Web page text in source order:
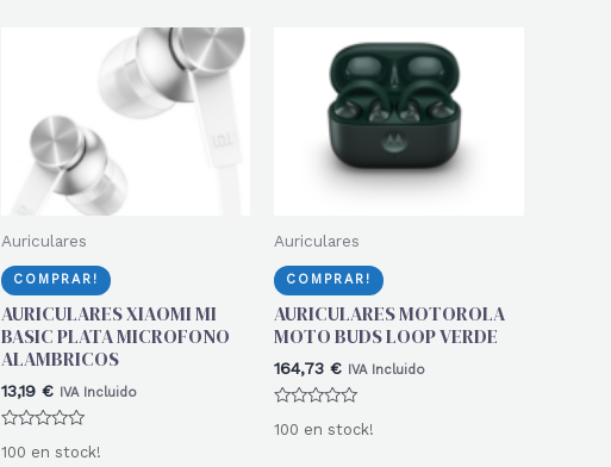
Auriculares
COMPRAR!
AURICULARES XIAOMI MI
BASIC PLATA MICROFONO
ALAMBRICOS
13,19 € IVA Incluido
con
100 en stock!
Auriculares
COMPRAR!
AURICULARES MOTOROLA
MOTO BUDS LOOP VERDE
164,73€ IVA Incluido
con
100 en stock!